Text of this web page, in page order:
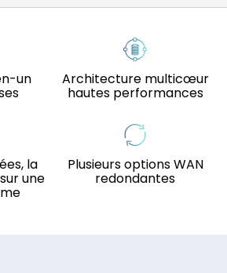
un Architecture multicœur
hautes performances
la
une
Plusieurs options WAN
redondantes